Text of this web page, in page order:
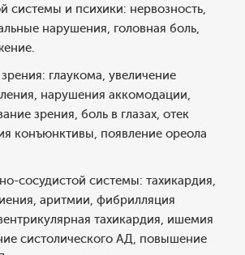
системы и психики: нервозность,
нарушения, головная боль,
глаукома, увеличение
нарушения аккомодации,
зрения, боль в глазах, отек
конъюнктивы, появление ореола
сосудистой системы: тахикардия,
аритмии, фибрилляция
тахикардия, ишемия
систолического АД, повышение